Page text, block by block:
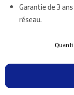
Garantie de 3 ans
réseau.